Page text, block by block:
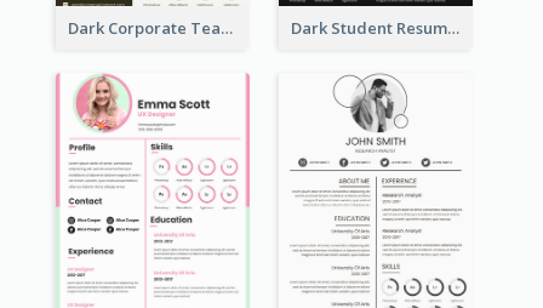
Dark Corporate Teacher Resume Dark Student Resume